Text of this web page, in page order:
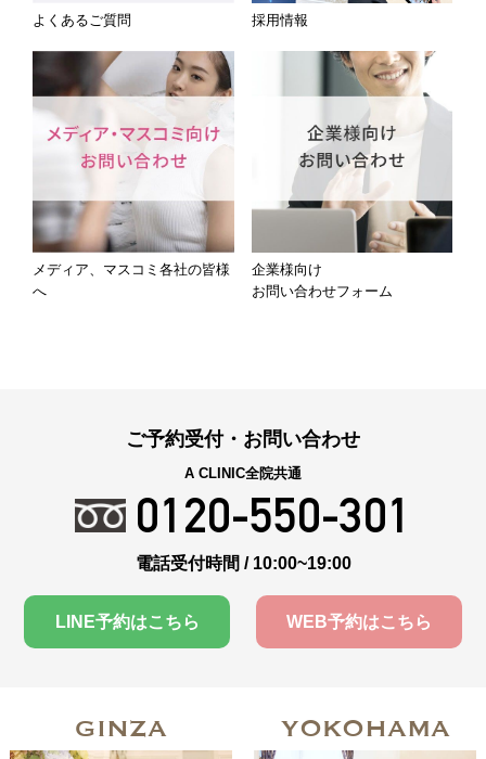
よくあるご質問 採用情報
メディア、マスコミ各社の皆様
へ
企業様向け
お問い合わせフォーム
ご予約受付・お問い合わせ
A CLINIC全院共通
0120-550-301
電話受付時間 / 10:00~19:00
LINE予約はこちら WEB予約はこちら
GINZA YOKOHAMA